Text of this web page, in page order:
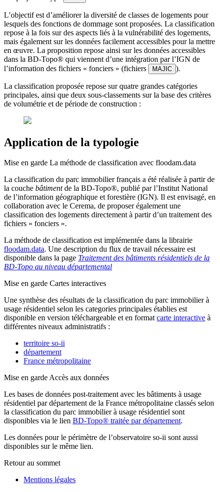
L’objectif est d’améliorer la diversité de classes de logements pour
lesquels des fonctions de dommage sont proposées. La classification
repose à la fois sur des aspects liés à la vulnérabilité des logements,
mais également sur les données facilement accessibles pour la mettre
en œuvre. La proposition repose ainsi sur les données accessibles
dans la BD-Topo® qui viennent d’une intégration par l’IGN de
l’information des fichiers « fonciers » (fichiers
MAJIC ).
La classification proposée repose sur quatre grandes catégories
principales, ainsi que deux sous-classements sur la base des critères
de volumétrie et de période de construction :
Application de la typologie
Mise en garde La méthode de classification avec floodam.data
La classification du parc immobilier français a été réalisée à partir de
la couche bâtimentde la BD-Topo®, publié par l’Institut National
de l’information géographique et forestière (IGN). Il est envisagé, en
collaboration avec le Cerema, de proposer également une
classification des logements directement à partir d’un traitement des
fichiers « fonciers ».
La méthode de classification est implémentée dans la librairie
floodam.data. Une description du flux de travail nécessaire est
disponible dans la page Traitement des bâtiments résidentiels de la
BD-Topo au niveau départemental
Mise en garde Cartes interactives
Une synthèse des résultats de la classification du parc immobilier à
usage résidentiel selon les categories principales établies est
disponible en version téléchargeable et en formatcarte interactive à
différentes niveaux administratifs :
territoire so-ii
département
France métropolitaine
Mise en gardeAccès aux données
Les bases de données post-traitement avec les bâtiments à usage
résidentiel par département de la France métropolitaine classés selon
la classification du parc immobilier à usage résidentiel sont
disponibles via le lien BD-Topo® traitée par département.
Les données pour le périmètre de l’observatoire so-ii sont aussi
disponibles sur le même lien.
Retour au sommet
Mentions légales